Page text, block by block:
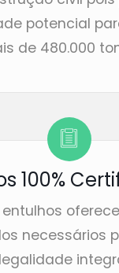
potencial
de 480.000
100%
entulhos
necessários